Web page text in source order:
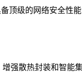
顶级的网络安全性
强散热封装和智能